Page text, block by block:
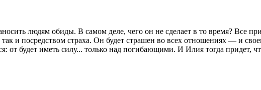
людям обиды. В самом деле, чего он не сделает в то время? Все
и посредством страха. Он будет страшен во всех отношениях — и
от будет иметь силу... только над погибающими. И Илия тогда придет,